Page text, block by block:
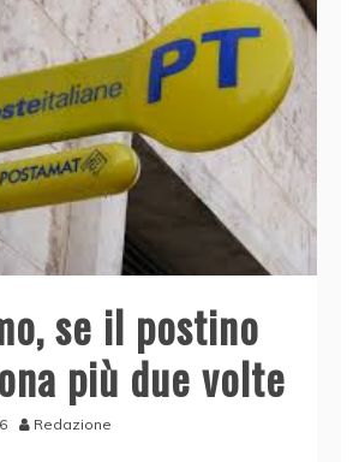
se il postino
più due volte
Redazione